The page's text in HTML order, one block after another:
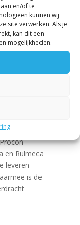
en/of te
kunnen wij
site verwerken. Als je
kan dit een
mogelijkheden.
raakt,
op de
Ook
grip tussen
overdracht
trommel wordt
leverancier te
aangepaste
en Rulmeca
leveren
is de